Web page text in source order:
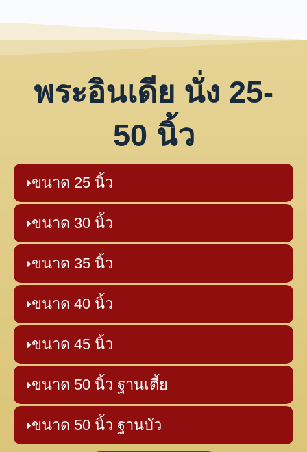
พระอินเดีย นั่ง 25-
50 นิ้ว
ขนาด 25 นิ้ว
ขนาด 30 นิ้ว
ขนาด 35 นิ้ว
ขนาด 40 นิ้ว
ขนาด 45 นิ้ว
ขนาด 50 นิ้ว ฐานเตี้ย
ขนาด 50 นิ้ว ฐานบัว